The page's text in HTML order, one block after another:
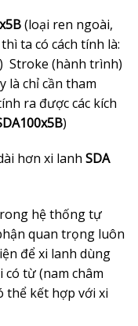
(loại ren ngoài,
ta có cách tính là:
Stroke (hành trình)
là chỉ cần tham
ra được các kích
)
hơn xi lanh SDA
hệ thống tự
quan trọng luôn
để xi lanh dùng
từ (nam châm
thể kết hợp với xi